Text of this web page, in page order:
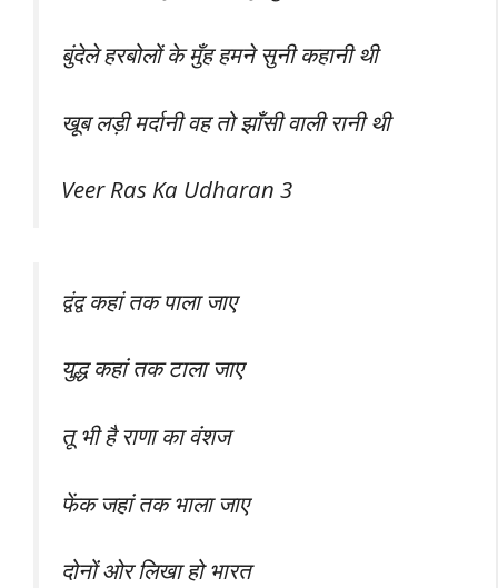
बुंदेले हरबोलों के मुँह हमने सुनी कहानी थी
खूब लड़ी मर्दानी वह तो झाँसी वाली रानी थी
Veer Ras Ka Udharan 3
द्वंद्व कहां तक पाला जाए
युद्ध कहां तक टाला जाए
तू भी है राणा का वंशज
फेंक जहां तक भाला जाए
दोनों ओर लिखा हो भारत